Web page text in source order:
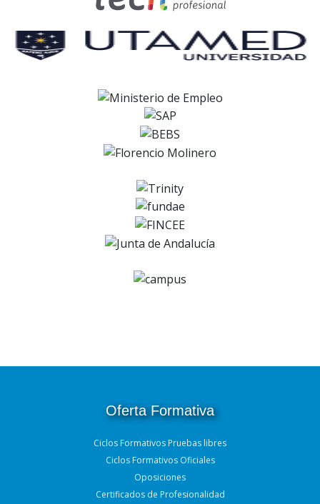
Oferta Formativa
Ciclos Formativos Pruebas libres
Ciclos Formativos Oficiales
Oposiciones
Certificados de Profesionalidad